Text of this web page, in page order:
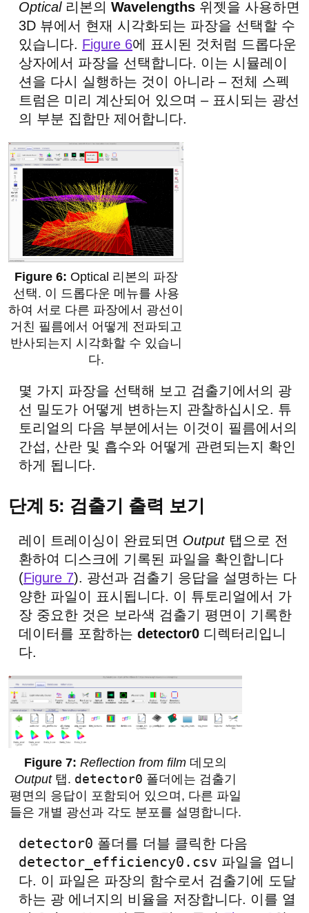
Optical리본의 Wavelengths 위젯을 사용하면
3D 뷰에서 현재 시각화되는 파장을 선택할 수
있습니다. Figure 6에 표시된 것처럼 드롭다운
상자에서 파장을 선택합니다. 이는 시뮬레이
션을 다시 실행하는 것이 아니라 – 전체 스펙
트럼은 미리 계산되어 있으며 – 표시되는 광선
의 부분 집합만 제어합니다.
Optical 리본의 파장
선택. 이 드롭다운 메뉴를 사용
하여 서로 다른 파장에서 광선이
거친 필름에서 어떻게 전파되고
반사되는지 시각화할 수 있습니
다.
몇 가지 파장을 선택해 보고 검출기에서의 광
선 밀도가 어떻게 변하는지 관찰하십시오. 튜
토리얼의 다음 부분에서는 이것이 필름에서의
간섭, 산란 및 흡수와 어떻게 관련되는지 확인
하게 됩니다.
단계 5: 검출기 출력 보기
레이 트레이싱이 완료되면 Output탭으로 전
환하여 디스크에 기록된 파일을 확인합니다
(Figure 7). 광선과 검출기 응답을 설명하는 다
양한 파일이 표시됩니다. 이 튜토리얼에서 가
장 중요한 것은 보라색 검출기 평면이 기록한
데이터를 포함하는 detector0 디렉터리입니
다.
Reflection from film데모의
Output탭. detector0 폴더에는 검출기
평면의 응답이 포함되어 있으며, 다른 파일
들은 개별 광선과 각도 분포를 설명합니다.
detector0 폴더를 더블 클릭한 다음
detector_efficiency0.csv 파일을 엽니
다. 이 파일은 파장의 함수로서 검출기에 도달
하는 광 에너지의 비율을 저장합니다. 이를 열